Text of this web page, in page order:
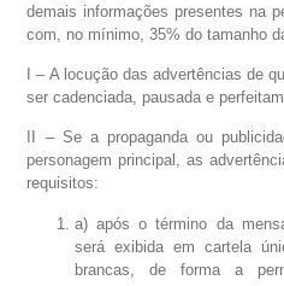
demais informações presentes na
com, no mínimo, 35% do tamanho
I – A locução das advertências de
ser cadenciada, pausada e
II – Se a propaganda ou
personagem principal, as
requisitos:
a) após o término da
será exibida em cartela
brancas, de forma a